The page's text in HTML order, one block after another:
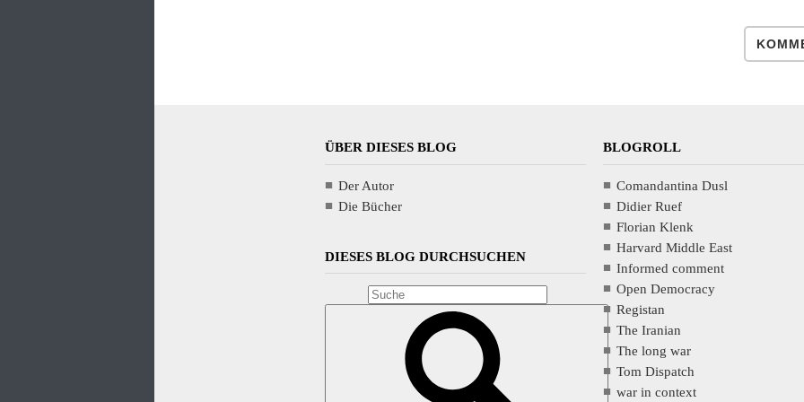
ÜBER DIESES BLOG
Der Autor
Die Bücher
BLOGROLL
Comandantina Dusl
Didier Ruef
Florian Klenk
Harvard Middle East
Informed comment
Open Democracy
Registan
The Iranian
The long war
Tom Dispatch
war in context
DIESES BLOG DURCHSUCHEN